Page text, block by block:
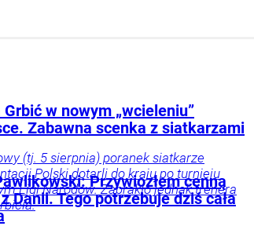
w nowym „wcieleniu”
Zabawna scenka z siatkarzami
(tj. 5 sierpnia) poranek siatkarze
Polski dotarli do kraju po turnieju
Ligi Narodów. Zabrakło jednak trenera
Przywiozłem cenną
Danii. Tego potrzebuje dziś cała